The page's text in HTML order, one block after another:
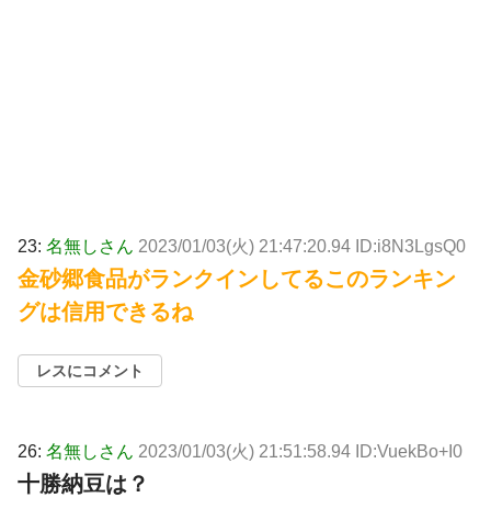
23: 名無しさん 2023/01/03(火) 21:47:20.94 ID:i8N3LgsQ0
金砂郷食品がランクインしてるこのランキン
グは信用できるね
レスにコメント
26: 名無しさん 2023/01/03(火) 21:51:58.94 ID:VuekBo+I0
十勝納豆は？